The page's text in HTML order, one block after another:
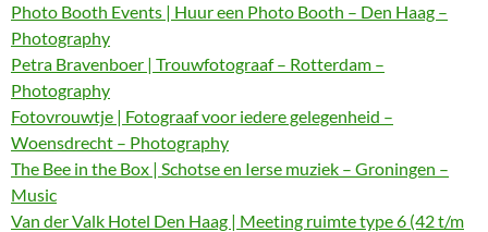
Photo Booth Events | Huur een Photo Booth – Den Haag –
Photography
Petra Bravenboer | Trouwfotograaf – Rotterdam –
Photography
Fotovrouwtje | Fotograaf voor iedere gelegenheid –
Woensdrecht – Photography
The Bee in the Box | Schotse en Ierse muziek – Groningen –
Music
Van der Valk Hotel Den Haag | Meeting ruimte type 6 (42 t/m